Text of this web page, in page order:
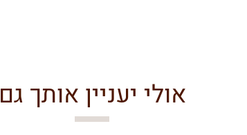
אולי יעניין אותך גם